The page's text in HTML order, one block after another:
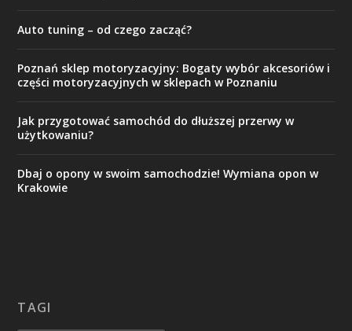
Auto tuning – od czego zacząć?
Poznań sklep motoryzacyjny: Bogaty wybór akcesoriów i
części motoryzacyjnych w sklepach w Poznaniu
Jak przygotować samochód do dłuższej przerwy w
użytkowaniu?
Dbaj o opony w swoim samochodzie! Wymiana opon w
Krakowie
TAGI